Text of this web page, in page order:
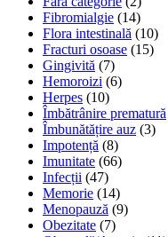
Fibromialgie (14)
Flora intestinală (10)
Fracturi osoase (15)
Gingivită (7)
Hemoroizi (6)
Herpes (10)
Îmbătrânire prematură
Îmbunătățire auz (3)
Impotență (8)
Imunitate (66)
Infecții (47)
Memorie (14)
Menopauză (9)
Obezitate (7)